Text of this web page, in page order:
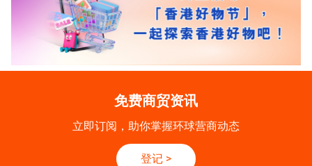
免费商贸资讯
立即订阅，助你掌握环球营商动态
登记 >